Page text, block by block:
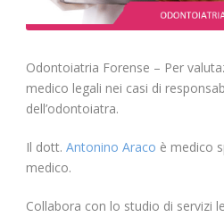
Odontoiatria Forense – Per
medico legali nei casi di
dell’odontoiatra.
Il dott. Antonino Araco è medico
medico.
Collabora con lo studio di servizi